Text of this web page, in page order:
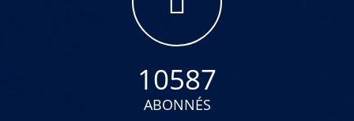
10587
ABONNÉS